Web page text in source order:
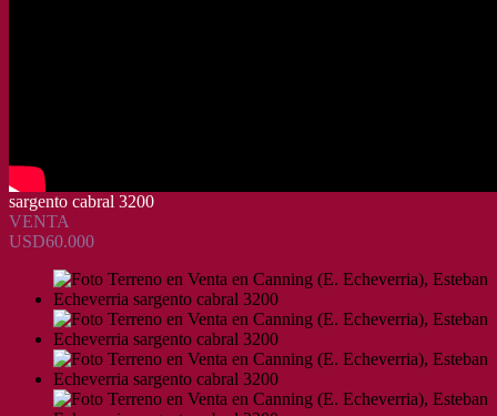
sargento cabral 3200
VENTA
USD60.000